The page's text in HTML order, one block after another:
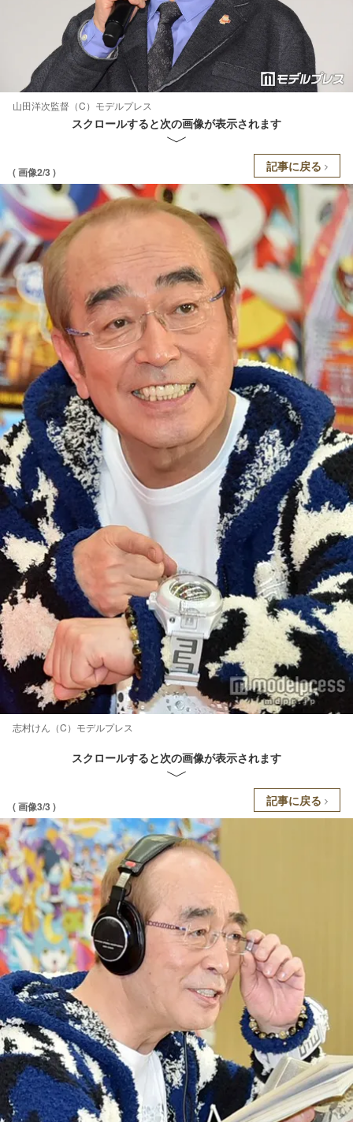
山田洋次監督（C）モデルプレス
スクロールすると次の画像が表示されます
( 画像2/3 ) 記事に戻る
志村けん（C）モデルプレス
スクロールすると次の画像が表示されます
( 画像3/3 ) 記事に戻る